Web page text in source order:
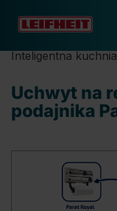
Przejdź do głównej
Inteligentna kuchnia
Uchwyt na
podajnika